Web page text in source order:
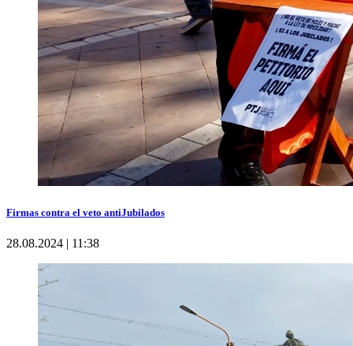
Firmas contra el veto antiJubilados
28.08.2024 | 11:38